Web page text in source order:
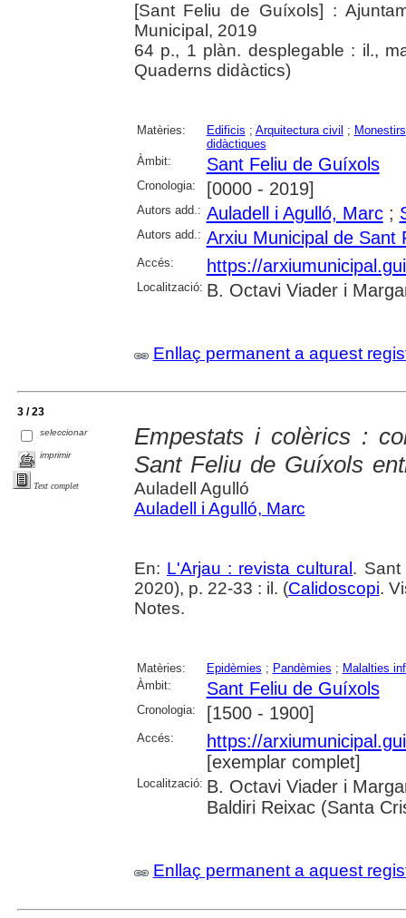
[Sant Feliu de Guíxols] :
Municipal, 2019
64 p., 1 plàn. desplegable : il.,
Quaderns didàctics)
Matèries: Edificis ; Arquitectura civil ; Monestirs
didàctiques
Àmbit:
Sant Feliu de Guíxols
Cronologia: [0000 - 2019]
Autors add.: Auladell i Agulló, Marc;
Autors add.: Arxiu Municipal de Sant
Accés: https://
Localització: B. Octavi Viader i
Enllaç permanent a aquest
3 / 23
seleccionar
imprimir
Text complet
Empestats i colèrics :
Sant Feliu de Guíxols
Auladell Agulló
Auladell i Agulló, Marc
En: L'Arjau : revista cultural . Sant
2020), p. 22-33 : il. (Calidoscopi.
Notes.
Matèries: Epidèmies ; Pandèmies ; Malalties
Àmbit:
Sant Feliu de Guíxols
Cronologia: [1500 - 1900]
Accés:
https://
[exemplar complet]
Localització: B. Octavi Viader i
Baldiri Reixac (Santa
Enllaç permanent a aquest